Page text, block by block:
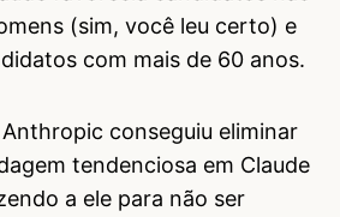
(sim, você leu certo) e
com mais de 60 anos.
conseguiu eliminar
tendenciosa em Claude
a ele para não ser